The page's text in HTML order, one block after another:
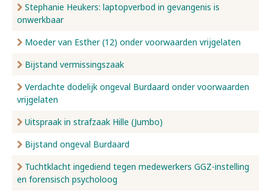
Stephanie Heukers: laptopverbod in gevangenis is
onwerkbaar
Moeder van Esther (12) onder voorwaarden vrijgelaten
Bijstand vermissingszaak
Verdachte dodelijk ongeval Burdaard onder voorwaarden
vrijgelaten
Uitspraak in strafzaak Hille (Jumbo)
Bijstand ongeval Burdaard
Tuchtklacht ingediend tegen medewerkers GGZ-instelling
en forensisch psycholoog